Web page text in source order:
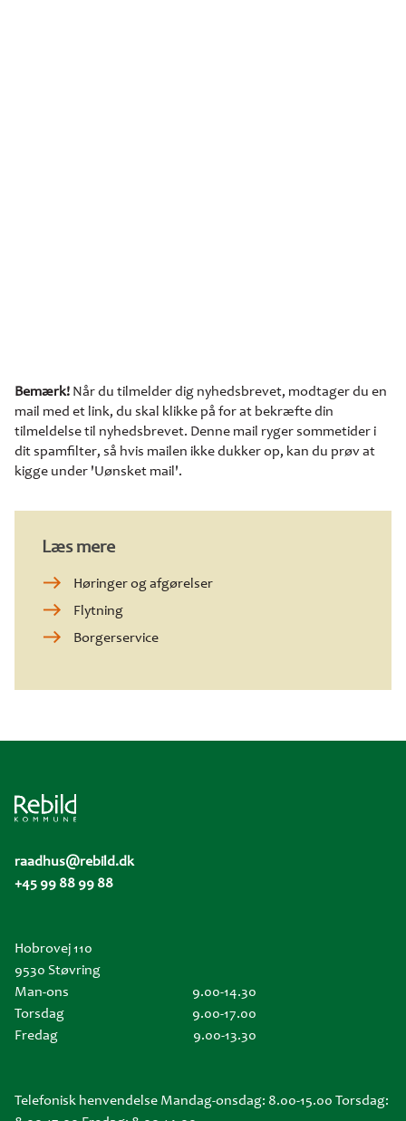
Bemærk! Når du tilmelder dig nyhedsbrevet, modtager du en
mail med et link, du skal klikke på for at bekræfte din
tilmeldelse til nyhedsbrevet. Denne mail ryger sommetider i
dit spamfilter, så hvis mailen ikke dukker op, kan du prøv at
kigge under 'Uønsket mail'.
Læs mere
Høringer og afgørelser
Flytning
Borgerservice
raadhus@rebild.dk
+45 99 88 99 88
Hobrovej 110
9530 Støvring
Man-ons
9.00-14.30
Torsdag
9.00-17.00
Fredag
9.00-13.30
Telefonisk henvendelse Mandag-onsdag: 8.00-15.00 Torsdag: